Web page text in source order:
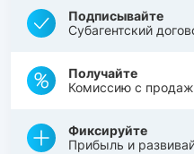
Подписывайте
Субагентский
Получайте
Комиссию с продаж
Фиксируйте
Прибыль и